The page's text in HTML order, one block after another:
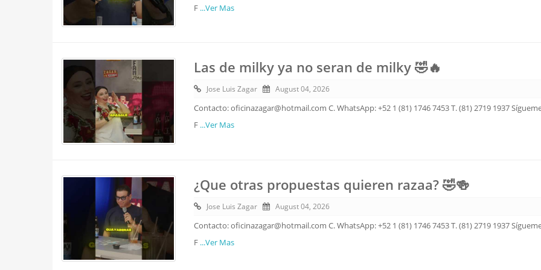
F ...Ver Mas
Las de milky ya no seran de milky 🤣🔥
Jose Luis Zagar August 04, 2026
Contacto: oficinazagar@hotmail.com C. WhatsApp: +52 1 (81) 1746 7453 T. (81) 2719 1937
F ...Ver Mas
¿Que otras propuestas quieren razaa? 🤣🍻
Jose Luis Zagar August 04, 2026
Contacto: oficinazagar@hotmail.com C. WhatsApp: +52 1 (81) 1746 7453 T. (81) 2719 1937
F ...Ver Mas